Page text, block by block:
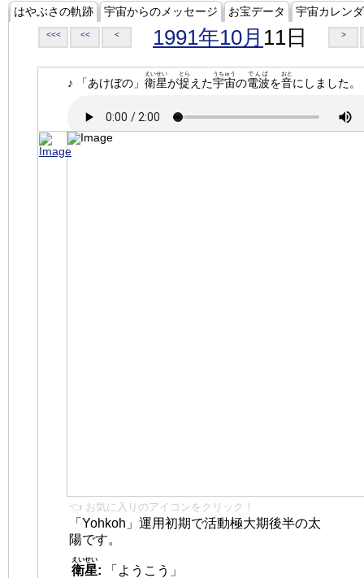
はやぶさの軌跡 宇宙からのメッセージ お宝データ 宇宙カレン
<<< << < 1991年10月 11日 >
♪ 「あけぼの」 衛星
えいせい
が捉
とら
えた宇宙
うちゅう
の電波
でんぱ
を音
おと
にしました。
👈 お気に入りのアイコンをクリック！
「Yohkoh」運用初期で活動極大期後半の太
陽です。
衛星
えいせい
:
「ようこう」